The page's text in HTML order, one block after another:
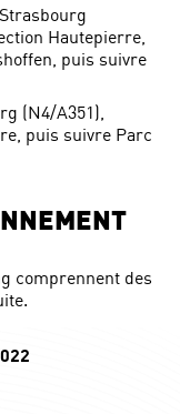
Hautepierre,
puis suivre
(N4/A351),
puis suivre Parc
comprennent des